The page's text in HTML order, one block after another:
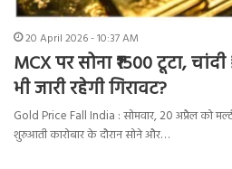
20 April 2026 - 10:37 AM
MCX पर सोना ₹1500 टूटा,
भी जारी रहेगी गिरावट?
Gold Price Fall India : सोमवार, 20 अप्रैल को
शुरुआती कारोबार के दौरान सोने और…